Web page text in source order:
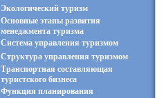
Экологический туризм
Основные этапы развития
менеджмента туризма
Система управления туризмом
Структура управления туризмом
Транспортная составляющая
туристского бизнеса
Функция планирования